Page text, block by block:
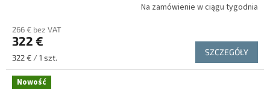
Na zamówienie w ciągu tygodnia
266 € bez VAT
322 €
Cena
jednostkowa:
322 € / 1 szt.
SZCZEGÓŁY
Nowość